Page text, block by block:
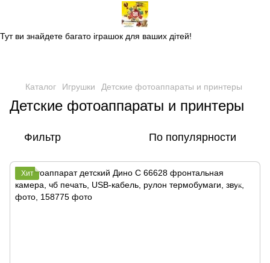
Магазин дитячих іграшок
Тут ви знайдете багато іграшок для ваших дітей!
Каталог Игрушки Детские фотоаппараты и принтеры
Детские фотоаппараты и принтеры
Фильтр По популярности
Хит